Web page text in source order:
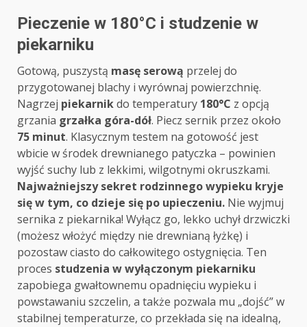
Pieczenie w 180°C i studzenie w
piekarniku
Gotową, puszystą masę serową przelej do
przygotowanej blachy i wyrównaj powierzchnię.
Nagrzej piekarnikdo temperatury 180°C z opcją
grzania grzałka góra-dół. Piecz sernik przez około
75 minut. Klasycznym testem na gotowość jest
wbicie w środek drewnianego patyczka – powinien
wyjść suchy lub z lekkimi, wilgotnymi okruszkami.
Najważniejszy sekret rodzinnego wypieku kryje
się w tym, co dzieje się po upieczeniu. Nie wyjmuj
sernika z piekarnika! Wyłącz go, lekko uchył drzwiczki
(możesz włożyć między nie drewnianą łyżkę) i
pozostaw ciasto do całkowitego ostygnięcia. Ten
proces studzenia w wyłączonym piekarniku
zapobiega gwałtownemu opadnięciu wypieku i
powstawaniu szczelin, a także pozwala mu „dojść” w
stabilnej temperaturze, co przekłada się na idealną,